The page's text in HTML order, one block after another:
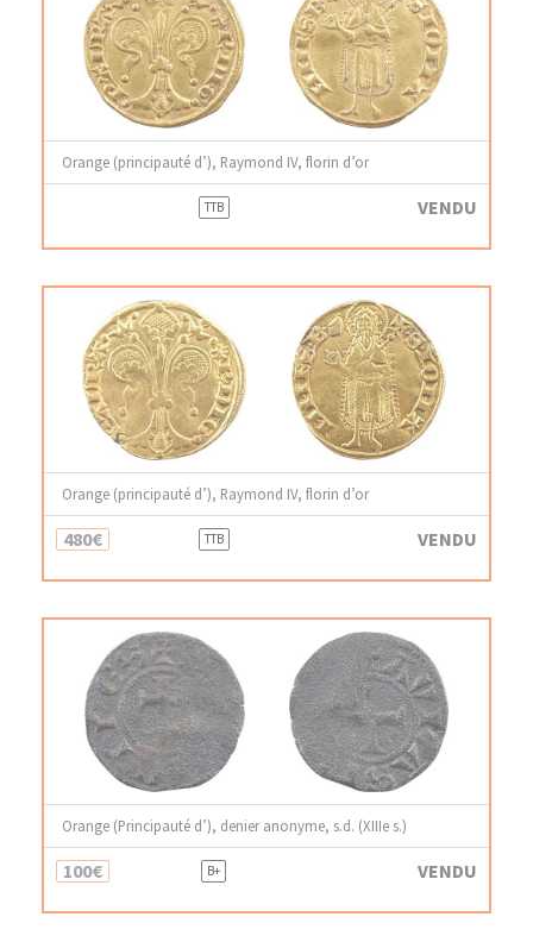
Orange (principauté d’), Raymond IV, florin d’or
TTB VENDU
Orange (principauté d’), Raymond IV, florin d’or
480€ TTB VENDU
Orange (Principauté d’), denier anonyme, s.d. (XIIIe s.)
100€ B+ VENDU